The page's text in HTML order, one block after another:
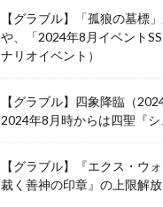
【グラブル】「孤狼の墓標
や、「2024年8月イベント
ナリオイベント）
【グラブル】四象降臨（
2024年8月時からは四聖『
【グラブル】『エクス・ウ
裁く善神の印章』の上限解